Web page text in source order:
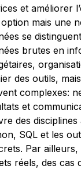
et améliorer
mais une
se
brutes en
des outils,
complexes:
et
des
SQL et les
Par
réels, des cas